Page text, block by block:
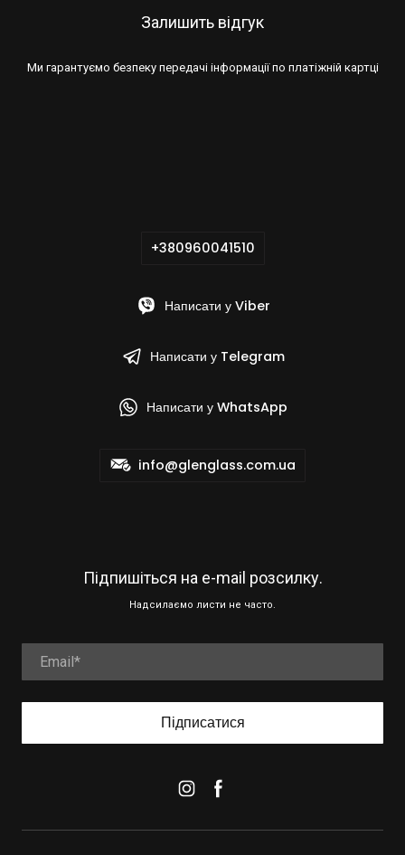
Залишить відгук
Ми гарантуємо безпеку передачі інформації по платіжній картці
+380960041510
Написати у Viber
Написати у Telegram
Написати у WhatsApp
info@glenglass.com.ua
Підпишіться на e-mail розсилку.
Надсилаємо листи не часто.
Підписатися